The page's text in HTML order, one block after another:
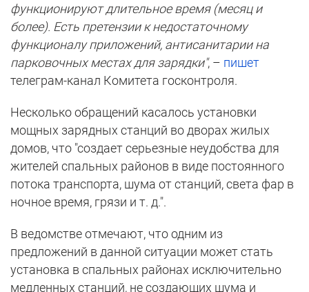
функционируют длительное время (месяц и
более). Есть претензии к недостаточному
функционалу приложений, антисанитарии на
парковочных местах для зарядки", – пишет
телеграм-канал Комитета госконтроля.
Несколько обращений касалось установки
мощных зарядных станций во дворах жилых
домов, что "создает серьезные неудобства для
жителей спальных районов в виде постоянного
потока транспорта, шума от станций, света фар в
ночное время, грязи и т. д.".
В ведомстве отмечают, что одним из
предложений в данной ситуации может стать
установка в спальных районах исключительно
медленных станций, не создающих шума и